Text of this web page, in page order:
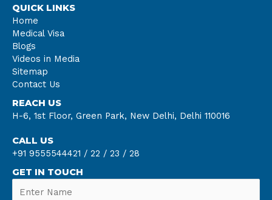
QUICK LINKS
Home
Medical Visa
Blogs
Videos in Media
Sitemap
Contact Us
REACH US
H-6, 1st Floor, Green Park, New Delhi, Delhi 110016
CALL US
+91 9555544421 / 22 / 23 / 28
GET IN TOUCH